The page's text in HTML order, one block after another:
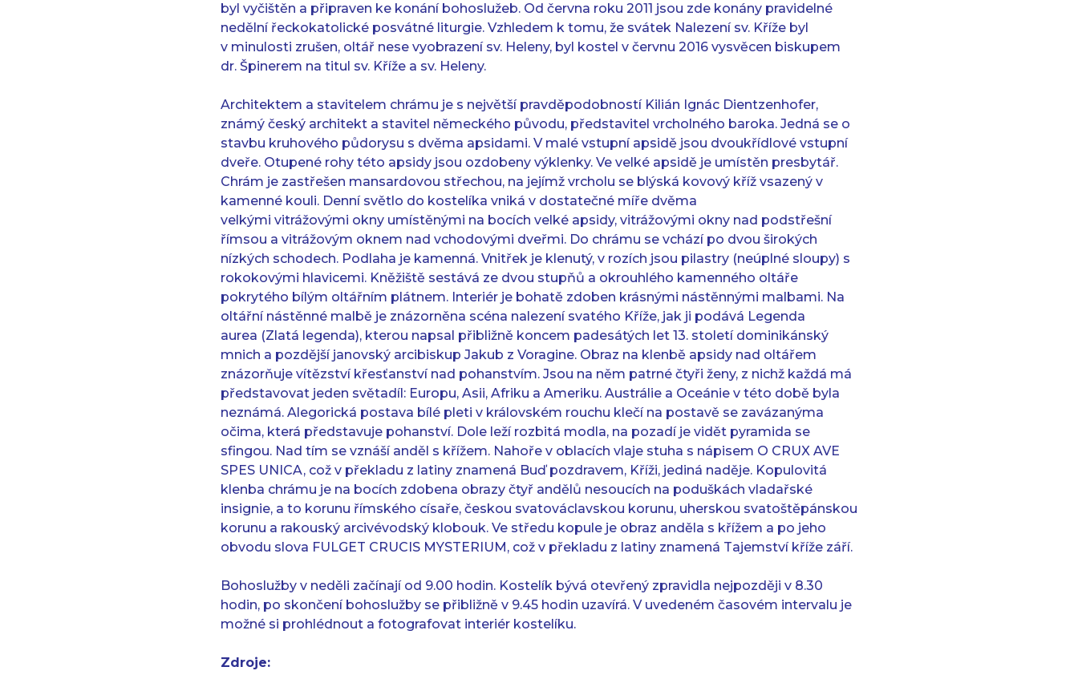
byl vyčištěn a připraven ke konání bohoslužeb. Od června roku 2011 jsou zde konány pravidelné
nedělní řeckokatolické posvátné liturgie. Vzhledem k tomu, že svátek Nalezení sv. Kříže byl
v minulosti zrušen, oltář nese vyobrazení sv. Heleny, byl kostel v červnu 2016 vysvěcen biskupem
dr. Špinerem na titul sv. Kříže a sv. Heleny.
Architektem a stavitelem chrámu je s největší pravděpodobností Kilián Ignác Dientzenhofer,
známý český architekt a stavitel německého původu, představitel vrcholného baroka. Jedná se o
stavbu kruhového půdorysu s dvěma apsidami. V malé vstupní apsidě jsou dvoukřídlové vstupní
dveře. Otupené rohy této apsidy jsou ozdobeny výklenky. Ve velké apsidě je umístěn presbytář.
Chrám je zastřešen mansardovou střechou, na jejímž vrcholu se blýská kovový kříž vsazený v
kamenné kouli. Denní světlo do kostelíka vniká v dostatečné míře dvěma
velkými vitrážovými okny umístěnými na bocích velké apsidy, vitrážovými okny nad podstřešní
římsou a vitrážovým oknem nad vchodovými dveřmi. Do chrámu se vchází po dvou širokých
nízkých schodech. Podlaha je kamenná. Vnitřek je klenutý, v rozích jsou pilastry (neúplné sloupy) s
rokokovými hlavicemi. Kněžiště sestává ze dvou stupňů a okrouhlého kamenného oltáře
pokrytého bílým oltářním plátnem. Interiér je bohatě zdoben krásnými nástěnnými malbami. Na
oltářní nástěnné malbě je znázorněna scéna nalezení svatého Kříže, jak ji podává Legenda
aurea (Zlatá legenda), kterou napsal přibližně koncem padesátých let 13. století dominikánský
mnich a pozdější janovský arcibiskup Jakub z Voragine. Obraz na klenbě apsidy nad oltářem
znázorňuje vítězství křesťanství nad pohanstvím. Jsou na něm patrné čtyři ženy, z nichž každá má
představovat jeden světadíl: Europu, Asii, Afriku a Ameriku. Austrálie a Oceánie v této době byla
neznámá. Alegorická postava bílé pleti v královském rouchu klečí na postavě se zavázanýma
očima, která představuje pohanství. Dole leží rozbitá modla, na pozadí je vidět pyramida se
sfingou. Nad tím se vznáší anděl s křížem. Nahoře v oblacích vlaje stuha s nápisem O CRUX AVE
SPES UNICA, což v překladu z latiny znamená Buď pozdravem, Kříži, jediná naděje. Kopulovitá
klenba chrámu je na bocích zdobena obrazy čtyř andělů nesoucích na poduškách vladařské
insignie, a to korunu římského císaře, českou svatováclavskou korunu, uherskou svatoštěpánskou
korunu a rakouský arcivévodský klobouk. Ve středu kopule je obraz anděla s křížem a po jeho
obvodu slova FULGET CRUCIS MYSTERIUM, což v překladu z latiny znamená Tajemství kříže září.
Bohoslužby v neděli začínají od 9.00 hodin. Kostelík bývá otevřený zpravidla nejpozději v 8.30
hodin, po skončení bohoslužby se přibližně v 9.45 hodin uzavírá. V uvedeném časovém intervalu je
možné si prohlédnout a fotografovat interiér kostelíku.
Zdroje: